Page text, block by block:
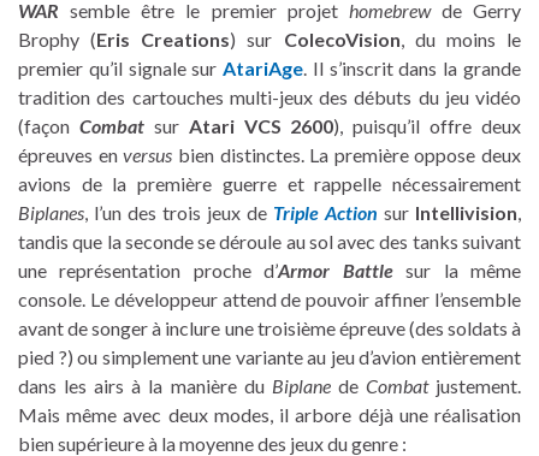
WAR semble être le premier projet homebrewde Gerry
Brophy (Eris Creations) sur ColecoVision, du moins le
premier qu’il signale surAtariAge. Il s’inscrit dans la grande
tradition des cartouches multi-jeux des débuts du jeu vidéo
(façon Combat sur Atari VCS 2600), puisqu’il offre deux
épreuves enversus bien distinctes. La première oppose deux
avions de la première guerre et rappelle nécessairement
Biplanes, l’un des trois jeux de Triple Action sur Intellivision,
tandis que la seconde se déroule au sol avec des tanks suivant
une représentation proche d’Armor Battlesur la même
console. Le développeur attend de pouvoir affiner l’ensemble
avant de songer à inclure une troisième épreuve (des soldats à
pied ?) ou simplement une variante au jeu d’avion entièrement
dans les airs à la manière du Biplanede Combatjustement.
Mais même avec deux modes, il arbore déjà une réalisation
bien supérieure à la moyenne des jeux du genre :